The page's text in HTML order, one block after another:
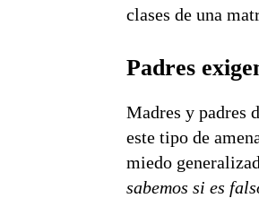
clases de una
Padres
Madres y padres
este tipo de
miedo
sabemos si es